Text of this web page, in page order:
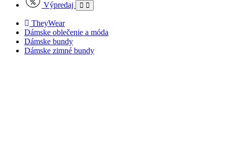
Výpredaj
TheyWear
Dámske oblečenie a móda
Dámske bundy
Dámske zimné bundy